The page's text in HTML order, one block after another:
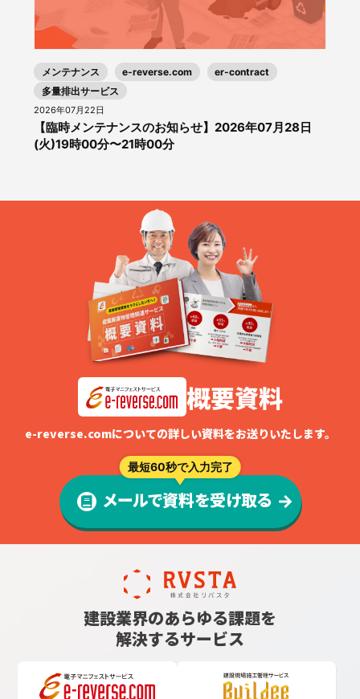
メンテナンス e-reverse.com
er-contract
多量排出サービス
2026年07月22日
【臨時メンテナンスのお知らせ】2026年07月28日
(火)19時00分〜21時00分
概要資料
e-reverse.comについての詳しい資料をお送りいたします。
最短60秒で入力完了
メールで資料を受け取る
建設業界のあらゆる課題を
解決するサービス